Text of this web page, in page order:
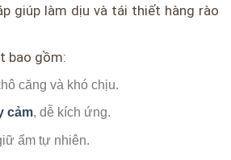
giúp làm dịu và tái thiết hàng rào
bao gồm:
căng và khó chịu.
cảm, dễ kích ứng.
ẩm tự nhiên.